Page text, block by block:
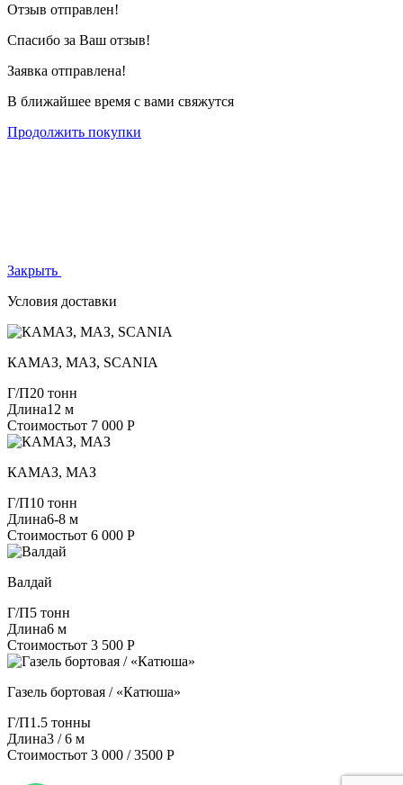
Отзыв отправлен!
Спасибо за Ваш отзыв!
Заявка отправлена!
В ближайшее время с вами свяжутся
Продолжить покупки
Закрыть
Условия доставки
КАМАЗ, МАЗ, SCANIA
Г/П20 тонн
Длина12 м
Стоимостьот 7 000 Р
КАМАЗ, МАЗ
Г/П10 тонн
Длина6-8 м
Стоимостьот 6 000 Р
Валдай
Г/П5 тонн
Длина6 м
Стоимостьот 3 500 Р
Газель бортовая / «Катюша»
Г/П1.5 тонны
Длина3 / 6 м
Стоимостьот 3 000 / 3500 Р